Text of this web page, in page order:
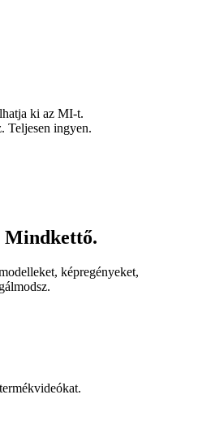
ki az MI-t.
Teljesen ingyen.
Mindkettő.
képregényeket,